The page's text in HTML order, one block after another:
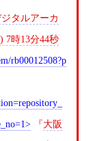
タルアーカ
7時13分44秒
rb00012508?p
大阪